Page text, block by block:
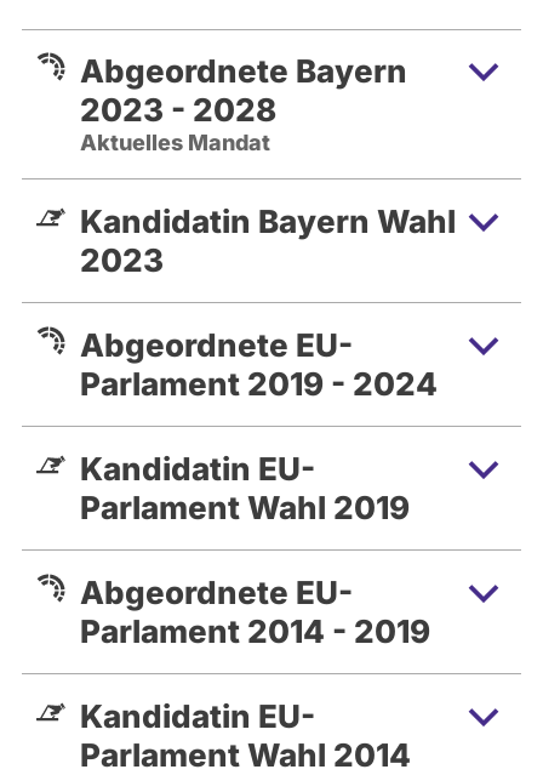
Abgeordnete Bayern
2023 - 2028
Aktuelles Mandat
Kandidatin Bayern Wahl
2023
Abgeordnete EU-
Parlament 2019 - 2024
Kandidatin EU-
Parlament Wahl 2019
Abgeordnete EU-
Parlament 2014 - 2019
Kandidatin EU-
Parlament Wahl 2014